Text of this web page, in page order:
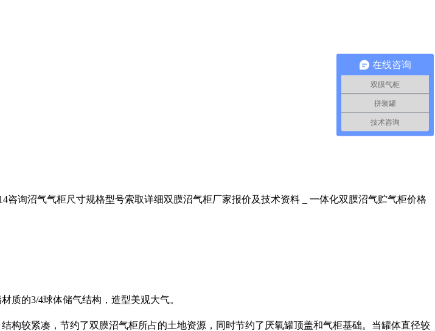
询沼气气柜尺寸规格型号索取详细双膜沼气柜厂家报价及技术资料 _ 一体化双膜沼气贮气柜价格
质的3/4球体储气结构，造型美观大气。
构较紧凑，节约了双膜沼气柜所占的土地资源，同时节约了厌氧罐顶盖和气柜基础。当罐体直径较
在线咨询
双膜气柜
拼装罐
技术咨询